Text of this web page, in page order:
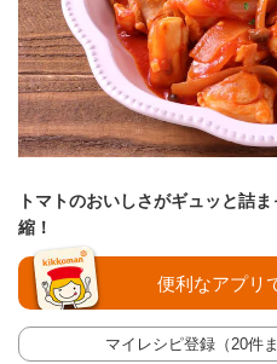
トマトのおいしさがギュッと詰
縮！
マイレシピ登録（20件ま
便利なアプリ